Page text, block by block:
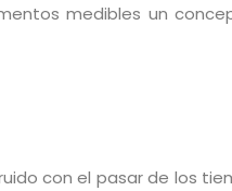
medibles un
con el pasar de los